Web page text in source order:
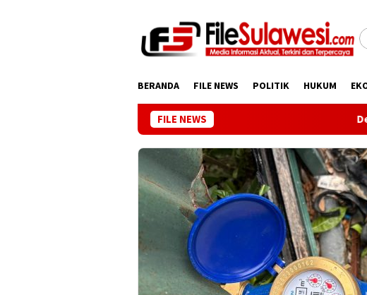
BERANDA FILE NEWS POLITIK HUKUM
FILE NEWS Dewan